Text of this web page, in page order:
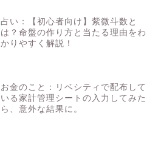
占い：【初心者向け】紫微斗数と
は？命盤の作り方と当たる理由をわ
かりやすく解説！
お金のこと：リベシティで配布して
いる家計管理シートの入力してみた
ら、意外な結果に。